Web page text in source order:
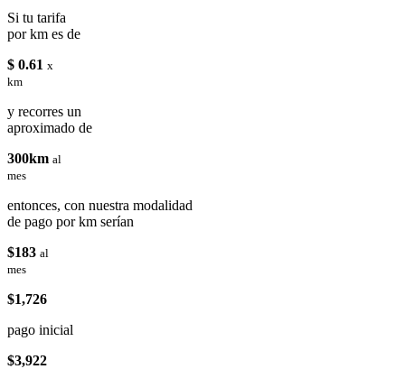
Si tu tarifa
por km es de
$ 0.61 x
km
y recorres un
aproximado de
300km al
mes
entonces, con nuestra modalidad
de pago por km serían
$183 al
mes
$1,726
pago inicial
$3,922